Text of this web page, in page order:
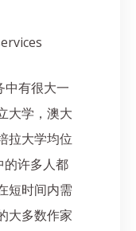
有很大一
大学，澳大
拉大学均位
的许多人都
短时间内需
大多数作家